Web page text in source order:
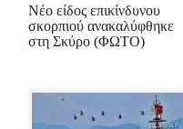
Νέο είδος επικίνδυνου
σκορπιού ανακαλύφθηκε
στη Σκύρο (ΦΩΤΟ)